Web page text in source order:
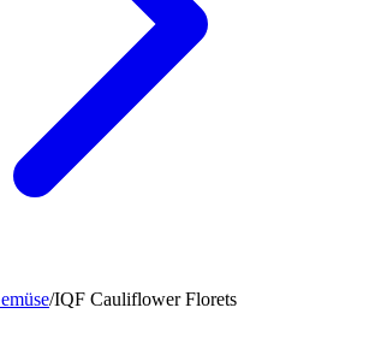
/IQF Cauliflower Florets